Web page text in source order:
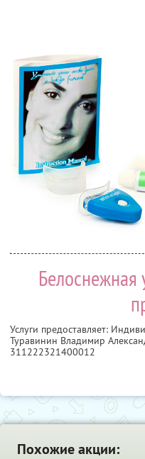
Белоснежная
Услуги предоставляет:
Туравинин Владимир
311222321400012
Похожие акции: